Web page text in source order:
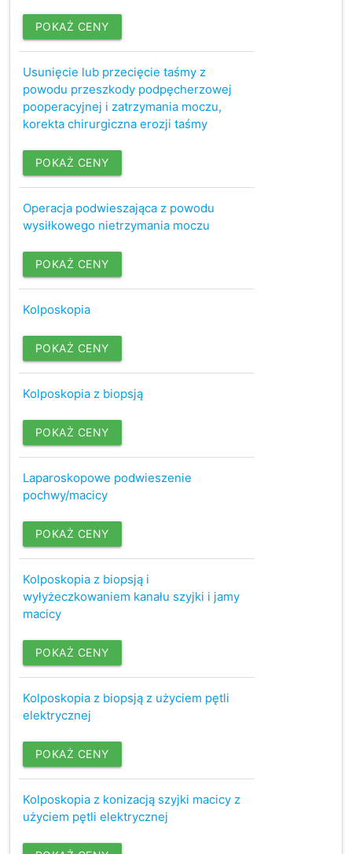
POKAŻ CENY
Usunięcie lub przecięcie taśmy z
powodu przeszkody podpęcherzowej
pooperacyjnej i zatrzymania moczu,
korekta chirurgiczna erozji taśmy
POKAŻ CENY
Operacja podwieszająca z powodu
wysiłkowego nietrzymania moczu
POKAŻ CENY
Kolposkopia
POKAŻ CENY
Kolposkopia z biopsją
POKAŻ CENY
Laparoskopowe podwieszenie
pochwy/macicy
POKAŻ CENY
Kolposkopia z biopsją i
wyłyżeczkowaniem kanału szyjki i jamy
macicy
POKAŻ CENY
Kolposkopia z biopsją z użyciem pętli
elektrycznej
POKAŻ CENY
Kolposkopia z konizacją szyjki macicy z
użyciem pętli elektrycznej